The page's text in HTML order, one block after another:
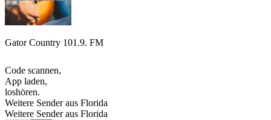
Gator Country 101.9. FM
Code scannen,
App laden,
loshören.
Weitere Sender aus Florida
Weitere Sender aus Florida